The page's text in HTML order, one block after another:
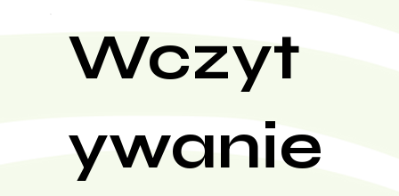
Wczyt
ywanie